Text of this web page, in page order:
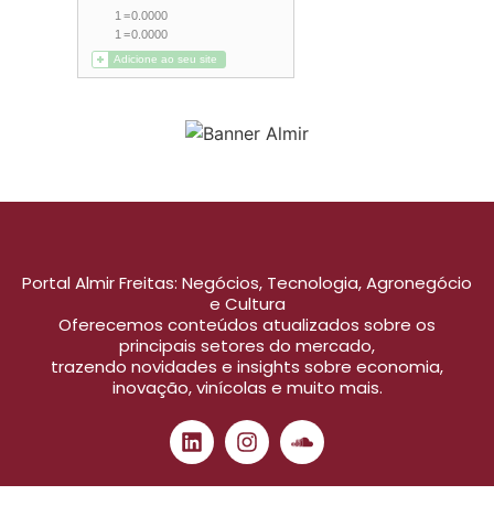
Portal Almir Freitas: Negócios, Tecnologia, Agronegócio
e Cultura
Oferecemos conteúdos atualizados sobre os
principais setores do mercado,
trazendo novidades e insights sobre economia,
inovação, vinícolas e muito mais.